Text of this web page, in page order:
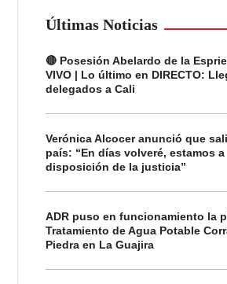
Últimas Noticias
🔴 Posesión Abelardo de la
VIVO | Lo último en DIRECTO:
delegados a Cali
Verónica Alcocer anunció que
país: “En días volveré, estamos a
disposición de la justicia”
ADR puso en funcionamiento la
Tratamiento de Agua Potable
Piedra en La Guajira